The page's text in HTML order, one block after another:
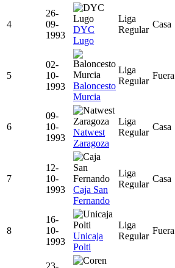
4
26-
09-
1993
DYC
Lugo
Liga
Regular
Casa
5
02-
10-
1993
Baloncesto
Murcia
Liga
Regular
Fuera
6
09-
10-
1993
Natwest
Zaragoza
Liga
Regular
Casa
7
12-
10-
1993
Caja San
Fernando
Liga
Regular
Casa
8
16-
10-
1993
Unicaja
Polti
Liga
Regular
Fuera
23-